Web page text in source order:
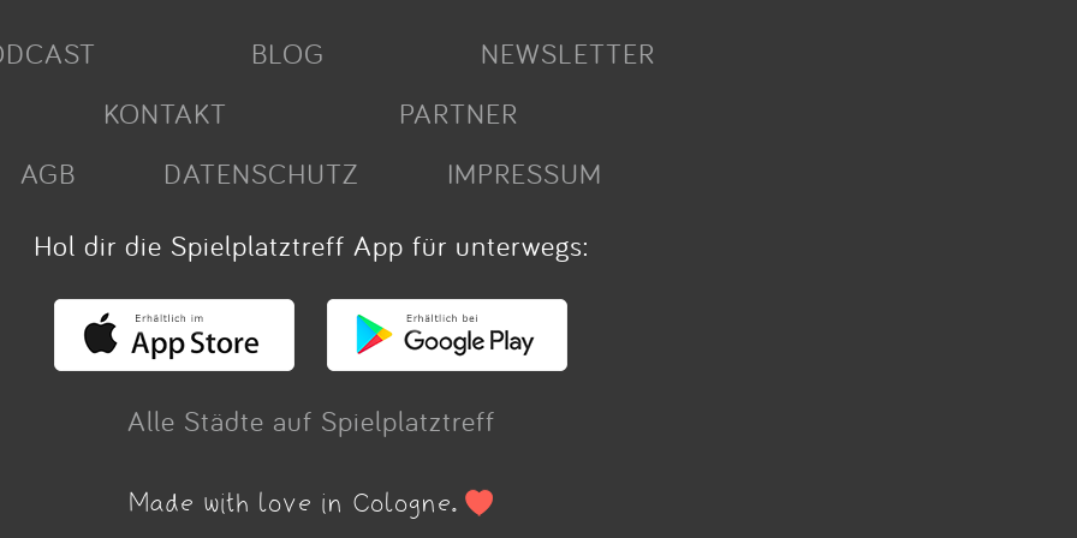
BLOG
NEWSLETTER
KONTAKT
PARTNER
AGB
DATENSCHUTZ
IMPRESSUM
Hol dir die Spielplatztreff App für unterwegs:
Alle Städte auf Spielplatztreff
Made with love in Cologne.